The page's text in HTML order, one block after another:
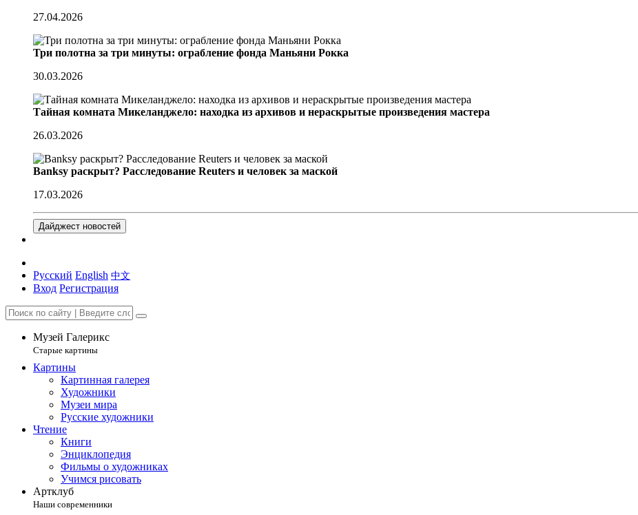
27.04.2026
Три полотна за три минуты: ограбление фонда Маньяни Рокка
30.03.2026
Тайная комната Микеланджело: находка из архивов и нераскрытые произведения мастера
26.03.2026
Banksy раскрыт? Расследование Reuters и человек за маской
17.03.2026
Дайджест новостей
Русский English 中文
Вход Регистрация
Музей Галерикс
Старые картины
Картины
Картинная галерея
Художники
Музеи мира
Русские художники
Чтение
Книги
Энциклопедия
Фильмы о художниках
Учимся рисовать
Артклуб
Наши современники